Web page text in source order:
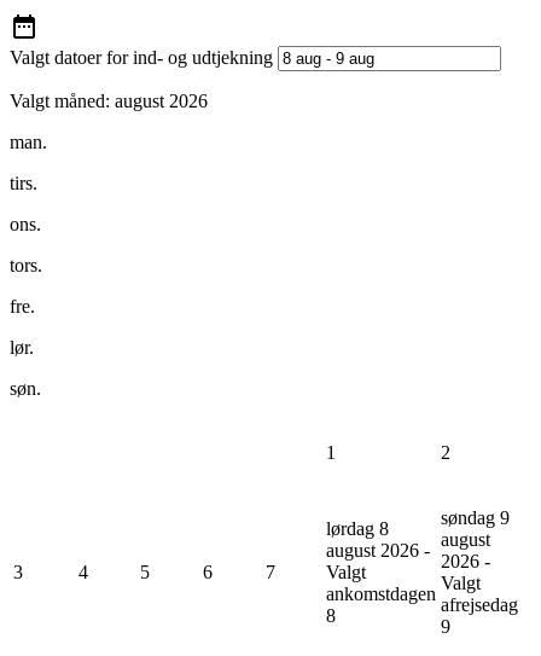
Valgt datoer for ind- og udtjekning
Valgt måned: august 2026
man.
tirs.
ons.
tors.
fre.
lør.
søn.
1 2
3 4 5 6 7
lørdag 8
august 2026 -
Valgt
ankomstdagen
8
søndag 9
august
2026 -
Valgt
afrejsedag
9